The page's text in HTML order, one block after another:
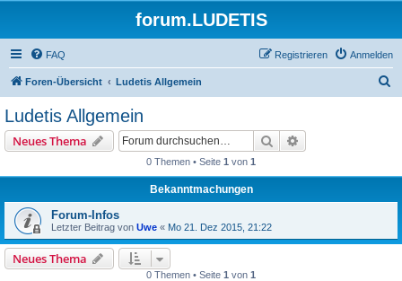
forum.LUDETIS
FAQ Anmelden
Registrieren
Foren-Übersicht Ludetis Allgemein
Ludetis Allgemein
Neues Thema Suche
0 Themen • Seite 1 von 1
Bekanntmachungen
Forum-Infos
Letzter Beitrag von Uwe « Mo 21. Dez 2015, 21:22
Neues Thema
0 Themen • Seite 1 von 1